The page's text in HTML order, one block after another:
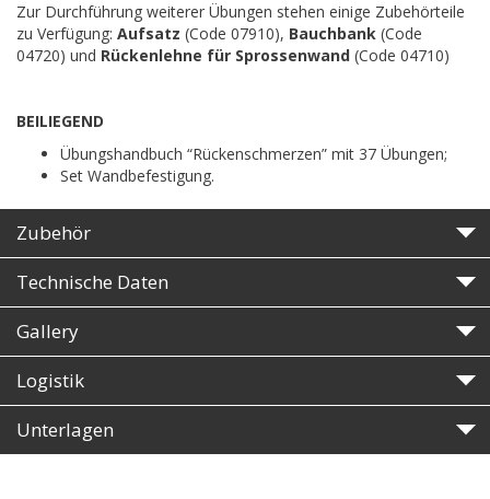
Zur Durchführung weiterer Übungen stehen einige Zubehörteile
zu Verfügung: Aufsatz (Code 07910), Bauchbank (Code
04720) und Rückenlehne für Sprossenwand (Code 04710)
BEILIEGEND
Übungshandbuch “Rückenschmerzen” mit 37 Übungen;
Set Wandbefestigung.
Zubehör
Technische Daten
Gallery
Logistik
Unterlagen